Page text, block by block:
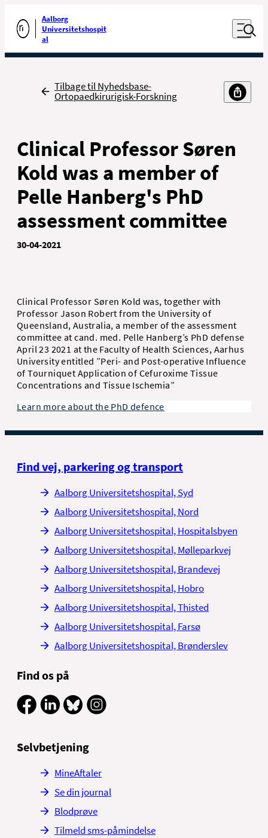
Gå til forsiden
Aalborg
Universitetshospit
al
Åben
Udfør søgning
Tilbage
Tilbage til Nyhedsbase-
Ortopaedkirurigisk-Forskning
Clinical Professor Søren
Kold was a member of
Pelle Hanberg's PhD
assessment committee
30-04-2021
Clinical Professor Søren Kold was, together with
Professor Jason Robert from the University of
Queensland, Australia, a member of the assessment
committee at cand. med. Pelle Hanberg’s PhD defense
April 23 2021 at the Faculty of Health Sciences, Aarhus
University entitled ”Peri- and Post-operative Influence
of Tourniquet Application of Cefuroxime Tissue
Concentrations and Tissue Ischemia”
Learn more about the PhD defence
Find vej, parkering og transport
Aalborg Universitetshospital, Syd
Aalborg Universitetshospital, Nord
Aalborg Universitetshospital, Hospitalsbyen
Aalborg Universitetshospital, Mølleparkvej
Aalborg Universitetshospital, Brandevej
Aalborg Universitetshospital, Hobro
Aalborg Universitetshospital, Thisted
Aalborg Universitetshospital, Farsø
Aalborg Universitetshospital, Brønderslev
Find os på
Selvbetjening
MineAftaler
Se din journal
Blodprøve
Tilmeld sms-påmindelse